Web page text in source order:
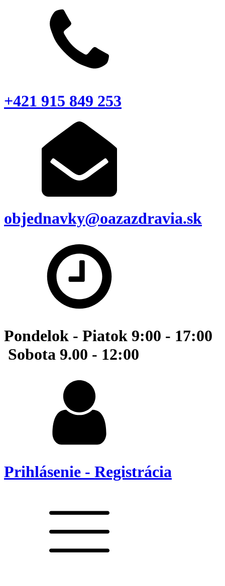
+421 915 849 253
objednavky@oazazdravia.sk
Pondelok - Piatok 9:00 - 17:00
Sobota 9.00 - 12:00
Prihlásenie - Registrácia